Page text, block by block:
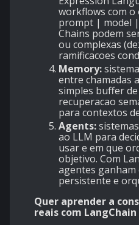
workflows com
prompt | model
Chains podem
ou complexas
ramificacoes
Memory:
entre chamadas
simples buffer
recuperacao
para contextos
Agents:
ao LLM para
usar e em que
objetivo. Com
agentes ganham
persistente e
Quer aprender a
reais com